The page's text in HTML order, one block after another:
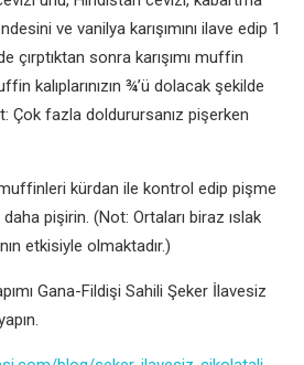
ve vanilya karışımını ilave edip 1
çırptıktan sonra karışımı muffin
kalıplarınızın ¾’ü dolacak şekilde
Çok fazla doldurursanız pişerken
muffinleri kürdan ile kontrol edip pişme
pişirin. (Not: Ortaları biraz ıslak
etkisiyle olmaktadır.)
Gana-Fildişi Sahili Şeker İlavesiz